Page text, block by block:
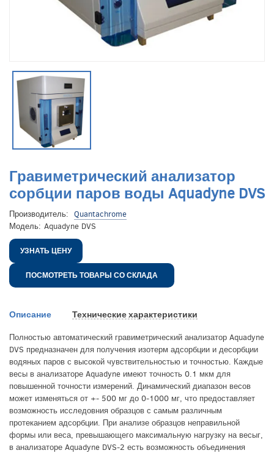
Гравиметрический анализатор
сорбции паров воды Aquadyne DVS
Производитель: Quantachrome
Модель: Aquadyne DVS
УЗНАТЬ ЦЕНУ
ПОСМОТРЕТЬ ТОВАРЫ СО СКЛАДА
Описание Технические характеристики
Полностью автоматический гравиметрический анализатор Aquadyne
DVS предназначен для получения изотерм адсорбции и десорбции
водяных паров с высокой чувствительностью и точностью. Каждые
весы в анализаторе Aquadyne имеют точность 0.1 мкм для
повышенной точности измерений. Динамический диапазон весов
может изменяться от +- 500 мг до 0-1000 мг, что предоставляет
возможность исследовния образцов с самым различным
протеканием адсорбции. При анализе образцов неправильной
формы или веса, превышающего максимальную нагрузку на весыг,
в анализаторе Aquadyne DVS-2 есть возможность объединения